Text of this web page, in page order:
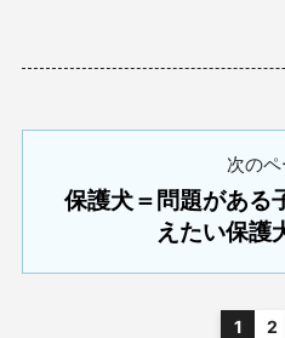
次の
保護犬＝問題がある
えたい保護
1 2